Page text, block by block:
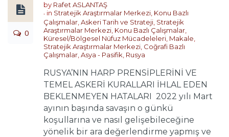
0
by Rafet ASLANTAŞ
in Stratejik Araştırmalar Merkezi Konu Bazlı
Çalışmalar Askeri Tarih ve Strateji Stratejik
Araştırmalar Merkezi Konu Bazlı Çalışmalar
Küresel/Bölgesel Nüfuz Mücadeleleri Makale
Stratejik Araştırmalar Merkezi Coğrafi Bazlı
Çalışmalar Asya - Pasifik Rusya
RUSYA’NIN HARP PRENSİPLERİNİ VE
TEMEL ASKERİ KURALLARI İHLAL EDEN
BEKLENMEYEN HATALARI 2022 yılı Mart
ayının başında savaşın o günkü
koşullarına ve nasıl gelişebileceğine
yönelik bir ara değerlendirme yapmış ve